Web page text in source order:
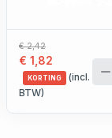
€ 2,42
€ 1,82
KORTING
(incl.
BTW)